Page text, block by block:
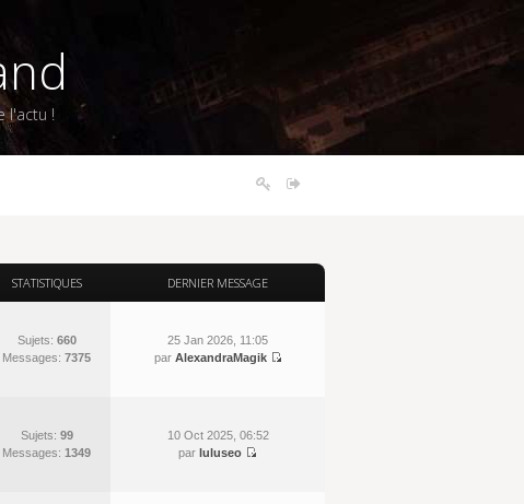
l'actu !
STATISTIQUES DERNIER MESSAGE
Sujets: 660
Messages: 7375
25 Jan 2026, 11:05
par AlexandraMagik
Sujets: 99
Messages: 1349
10 Oct 2025, 06:52
par luluseo